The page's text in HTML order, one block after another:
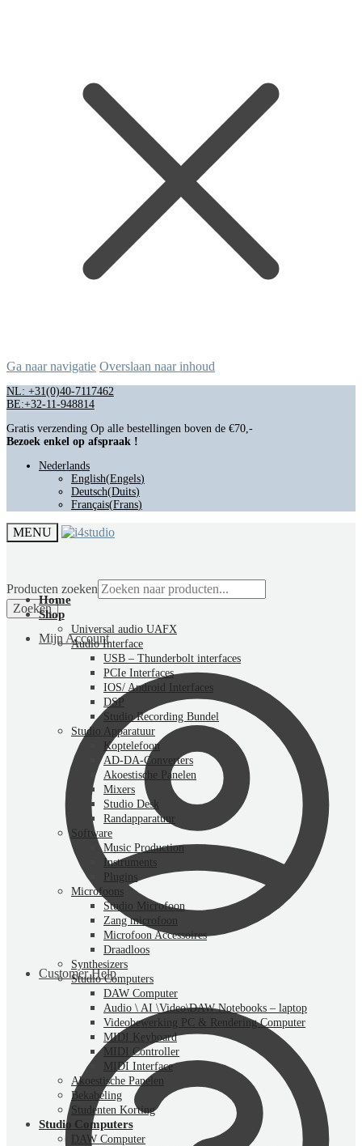
Ga naar navigatie Overslaan naar inhoud
NL: +31(0)40-7117462
BE:+32-11-948814
Gratis verzending Op alle bestellingen boven de €70,-
Bezoek enkel op afspraak !
Nederlands
English(Engels)
Deutsch(Duits)
Français(Frans)
MENU
Producten zoeken
Zoeken
Mijn Account
Customer Help
Home
Shop
Universal audio UAFX
Audio Interface
USB – Thunderbolt interfaces
PCIe Interfaces
IOS/ Android Interfaces
DSP
Studio Recording Bundel
Studio Apparatuur
Koptelefoon
AD-DA-Converters
Akoestische Panelen
Mixers
Studio Desk
Randapparatuur
Software
Music Production
Instruments
Plugins
Microfoons
Studio Microfoon
Zang microfoon
Microfoon Accessoires
Draadloos
Synthesizers
Studio Computers
DAW Computer
Audio \ AI \Video\DAW Notebooks – laptop
Videobewerking PC & Rendering Computer
MIDI Keyboard
MIDI Controller
MIDI Interface
Akoestische Panelen
Bekabeling
Studenten Korting
Studio Computers
DAW Computer